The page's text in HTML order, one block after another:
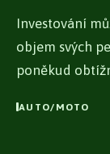
Investování
objem svých
poněkud
AUTO/MOTO